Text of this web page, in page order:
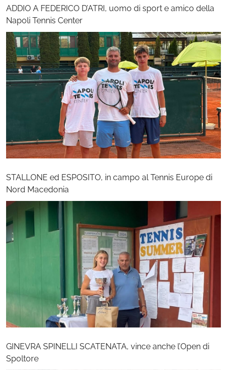
ADDIO A FEDERICO D’ATRI, uomo di sport e amico della
Napoli Tennis Center
STALLONE ed ESPOSITO, in campo al Tennis Europe di
Nord Macedonia
GINEVRA SPINELLI SCATENATA, vince anche l’Open di
Spoltore